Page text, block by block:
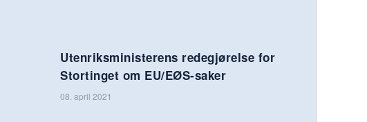
Utenriksministerens redegjørelse for
Stortinget om EU/EØS-saker
08. april 2021